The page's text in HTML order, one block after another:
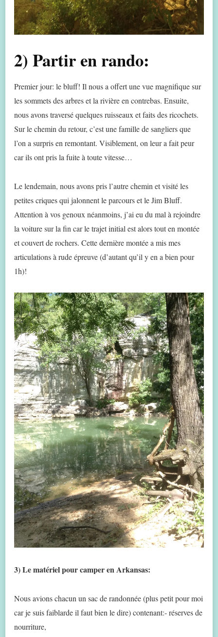
2) Partir en rando:
Premier jour: le bluff! Il nous a offert une vue magnifique sur
les sommets des arbres et la rivière en contrebas. Ensuite,
nous avons traversé quelques ruisseaux et faits des ricochets.
Sur le chemin du retour, c’est une famille de sangliers que
l’on a surpris en remontant. Visiblement, on leur a fait peur
car ils ont pris la fuite à toute vitesse…
Le lendemain, nous avons pris l’autre chemin et visité les
petites criques qui jalonnent le parcours et le Jim Bluff.
Attention à vos genoux néanmoins, j’ai eu du mal à rejoindre
la voiture sur la fin car le trajet initial est alors tout en montée
et couvert de rochers. Cette dernière montée a mis mes
articulations à rude épreuve (d’autant qu’il y en a bien pour
1h)!
3) Le matériel pour camper en Arkansas:
Nous avions chacun un sac de randonnée (plus petit pour moi
car je suis faiblarde il faut bien le dire) contenant:- réserves de
nourriture,